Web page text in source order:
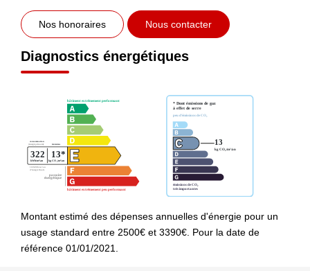
Nos honoraires Nous contacter
Diagnostics énergétiques
Montant estimé des dépenses annuelles d'énergie pour un
usage standard entre 2500€ et 3390€. Pour la date de
référence 01/01/2021.